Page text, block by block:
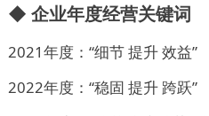
◆ 企业年度经营关键词
2021年度：“细节 提升 效益”
2022年度：“稳固 提升 跨跃”